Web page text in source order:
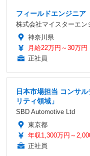
フィールドエンジニア
株式会社マイスターエン
神奈川県
月給22万円～30万円
正社員
日本市場担当 コンサ
リティ領域」
SBD Automotive Ltd
東京都
年収1,300万円～
正社員